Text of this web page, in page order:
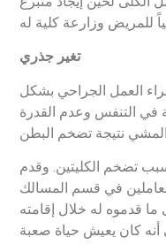
تغير جذري
العمل الجراحي بشكل
التنفس وعدم القدرة
تضخم الكليتين. وقدم
في قسم المسالك
ما قدموه له خلال إقامته
أنه كان يعيش حياة صعبة